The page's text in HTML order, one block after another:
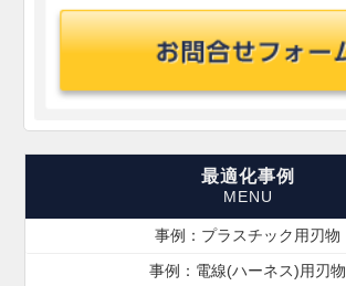
最適化事例
事例：プラスチック用刃物
事例：電線(ハーネス)用刃物